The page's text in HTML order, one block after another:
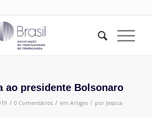
ao presidente Bolsonaro
/ 0 Comentários / em Artigos / por Jessica